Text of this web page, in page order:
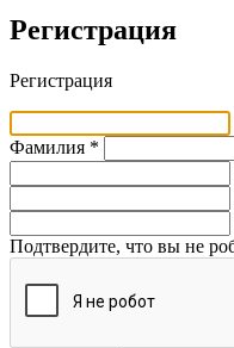
Регистрация
Регистрация
Фамилия *
Подтвердите, что вы не